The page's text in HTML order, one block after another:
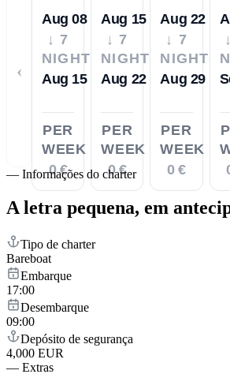
‹
Aug 08
↓ 7
NIGHTS
Aug 15
PER
WEEK
0 €
Aug 15
↓ 7
NIGHTS
Aug 22
PER
WEEK
0 €
Aug 22
↓ 7
NIGHTS
Aug 29
PER
WEEK
0 €
— Informações do charter
A letra pequena, em
Tipo de charter
Bareboat
Embarque
17:00
Desembarque
09:00
Depósito de segurança
4,000 EUR
— Extras